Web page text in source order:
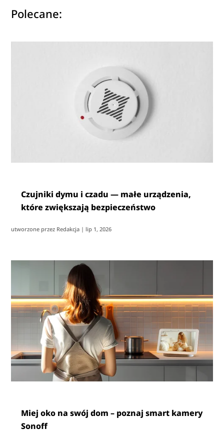
Polecane:
Czujniki dymu i czadu — małe urządzenia,
które zwiększają bezpieczeństwo
utworzone przez Redakcja | lip 1, 2026
Miej oko na swój dom – poznaj smart kamery
Sonoff